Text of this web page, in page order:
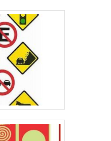
Tecnologia. Com
oferece
sempre visando
Ao tratar das
é possível
a redução de
no trânsito;
pois indica tanto
a velocidade
100% educativo,